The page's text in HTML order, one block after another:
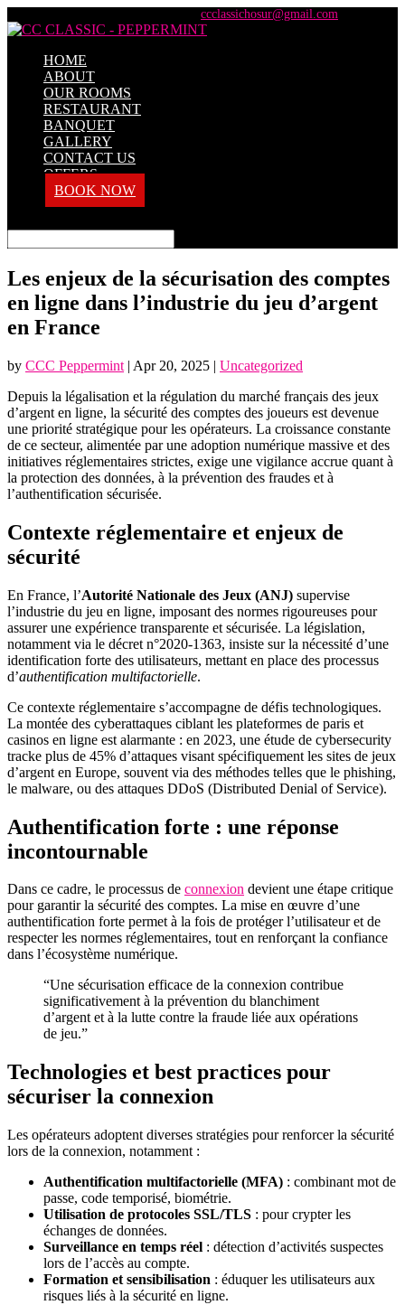
ccclassichosur@gmail.com
HOME
ABOUT
OUR ROOMS
RESTAURANT
BANQUET
GALLERY
CONTACT US
OFFERS
BOOK NOW
Les enjeux de la sécurisation des comptes
en ligne dans l’industrie du jeu d’argent
en France
by CCC Peppermint | Apr 20, 2025 | Uncategorized
Depuis la légalisation et la régulation du marché français des jeux
d’argent en ligne, la sécurité des comptes des joueurs est devenue
une priorité stratégique pour les opérateurs. La croissance constante
de ce secteur, alimentée par une adoption numérique massive et des
initiatives réglementaires strictes, exige une vigilance accrue quant à
la protection des données, à la prévention des fraudes et à
l’authentification sécurisée.
Contexte réglementaire et enjeux de
sécurité
En France, l’Autorité Nationale des Jeux (ANJ) supervise
l’industrie du jeu en ligne, imposant des normes rigoureuses pour
assurer une expérience transparente et sécurisée. La législation,
notamment via le décret n°2020-1363, insiste sur la nécessité d’une
identification forte des utilisateurs, mettant en place des processus
d’authentification multifactorielle.
Ce contexte réglementaire s’accompagne de défis technologiques.
La montée des cyberattaques ciblant les plateformes de paris et
casinos en ligne est alarmante : en 2023, une étude de cybersecurity
tracke plus de 45% d’attaques visant spécifiquement les sites de jeux
d’argent en Europe, souvent via des méthodes telles que le phishing,
le malware, ou des attaques DDoS (Distributed Denial of Service).
Authentification forte : une réponse
incontournable
Dans ce cadre, le processus de connexion devient une étape critique
pour garantir la sécurité des comptes. La mise en œuvre d’une
authentification forte permet à la fois de protéger l’utilisateur et de
respecter les normes réglementaires, tout en renforçant la confiance
dans l’écosystème numérique.
“Une sécurisation efficace de la connexion contribue
significativement à la prévention du blanchiment
d’argent et à la lutte contre la fraude liée aux opérations
de jeu.”
Technologies et best practices pour
sécuriser la connexion
Les opérateurs adoptent diverses stratégies pour renforcer la sécurité
lors de la connexion, notamment :
Authentification multifactorielle (MFA) : combinant mot de
passe, code temporisé, biométrie.
Utilisation de protocoles SSL/TLS : pour crypter les
échanges de données.
Surveillance en temps réel : détection d’activités suspectes
lors de l’accès au compte.
Formation et sensibilisation : éduquer les utilisateurs aux
risques liés à la sécurité en ligne.